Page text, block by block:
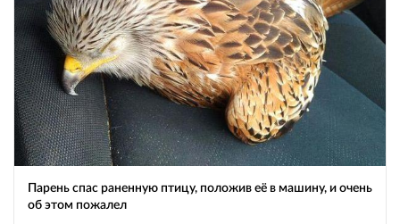
Парень спас раненную птицу, положив её в машину, и очень
об этом пожалел